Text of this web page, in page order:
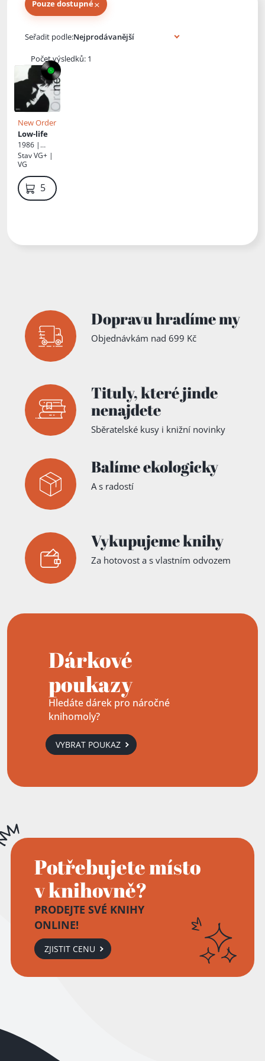
Pouze dostupné×
Seřadit podle:
Počet výsledků: 1
New Order
Low-life
1986 |
Tonpress
StavVG+ |
VG
599 Kč
Dopravu hradíme my
Objednávkám nad 699 Kč
Tituly,které jinde
nenajdete
Sběratelské kusy i knižní novinky
Balíme ekologicky
A s radostí
Vykupujeme knihy
Za hotovost a s vlastním odvozem
Dárkové
poukazy
Hledáte dárek pro náročné
knihomoly?
VYBRAT POUKAZ
Potřebujete místo
v knihovně?
PRODEJTE SVÉ KNIHY
ONLINE!
ZJISTIT CENU